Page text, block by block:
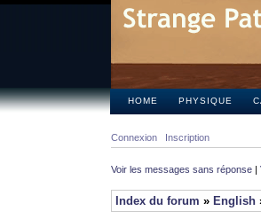
HOME PHYSIQUE
Connexion Inscription
Voir les messages sans réponse |
Index du forum » English